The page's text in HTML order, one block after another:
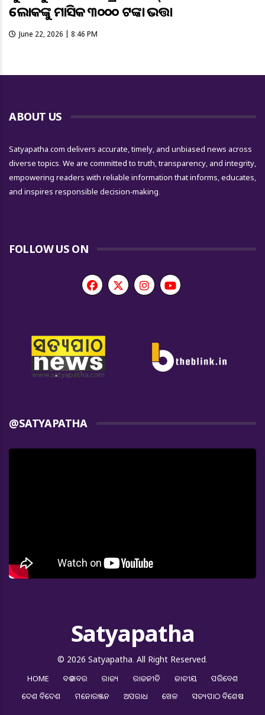
ଲୋକଙ୍କୁ ମାସିକ ୩୦୦୦ ଟଙ୍କା ଭତ୍ତା
June 22, 2026 | 8:46 PM
ABOUT US
Satyapatha.com delivers accurate, timely, and unbiased news across
diverse topics. We are committed to truth, transparency, and integrity,
empowering readers with reliable information that informs, educates,
and inspires responsible decision-making.
FOLLOW US ON
@SATYAPATHA
Satyapatha
© 2026 Satyapatha. All Right Reserved.
HOME ବଡ ଖବର ରାଜ୍ୟ ରାଜନୀତି ଜାତୀୟ
ପରିବେଶ
ଦେଶ ବିଦେଶ
ମନୋରଞ୍ଜନ ଅପରାଧ ଖେଳ ସତ୍ୟପାଠ ବିଶେଷ